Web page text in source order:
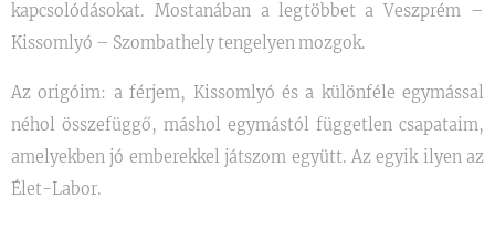
kapcsolódásokat. Mostanában a legtöbbet a Veszprém –
Kissomlyó – Szombathely tengelyen mozgok.
Az origóim: a férjem, Kissomlyó és a különféle egymással
néhol összefüggő, máshol egymástól független csapataim,
amelyekben jó emberekkel játszom együtt. Az egyik ilyen az
Élet-Labor.